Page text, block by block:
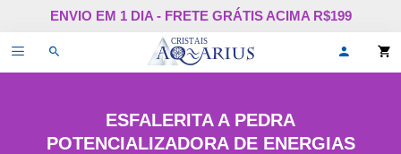
Pular
o
conteúdo
ENVIO EM 1 DIA - FRETE GRÁTIS ACIMA R$199
Alternar
ESFALERITA A PEDRA
POTENCIALIZADORA DE ENERGIAS